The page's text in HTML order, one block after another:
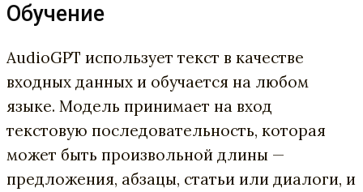
Обучение
AudioGPT использует текст в качестве
входных данных и обучается на любом
языке. Модель принимает на вход
текстовую последовательность, которая
может быть произвольной длины —
предложения, абзацы, статьи или диалоги, и